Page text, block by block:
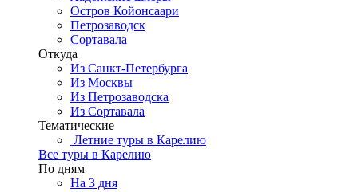
Остров Койонсаари
Петрозаводск
Сортавала
Откуда
Из Санкт-Петербурга
Из Москвы
Из Петрозаводска
Из Сортавала
Тематические
Летние туры в Карелию
Все туры в Карелию
По дням
На 3 дня